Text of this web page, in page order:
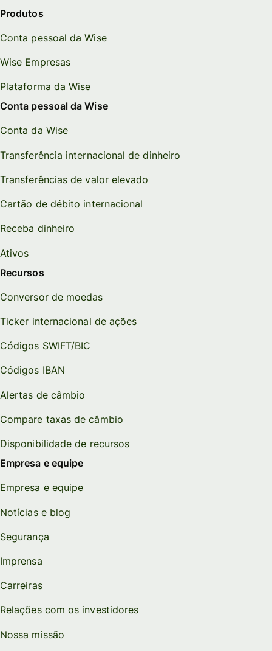
Produtos
Conta pessoal da Wise
Wise Empresas
Plataforma da Wise
Conta pessoal da Wise
Conta da Wise
Transferência internacional de dinheiro
Transferências de valor elevado
Cartão de débito internacional
Receba dinheiro
Ativos
Recursos
Conversor de moedas
Ticker internacional de ações
Códigos SWIFT/BIC
Códigos IBAN
Alertas de câmbio
Compare taxas de câmbio
Disponibilidade de recursos
Empresa e equipe
Empresa e equipe
Notícias e blog
Segurança
Imprensa
Carreiras
Relações com os investidores
Nossa missão